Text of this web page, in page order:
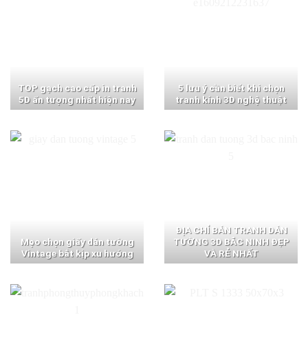
TOP gạch cao cấp in tranh
5D ấn tượng nhất hiện nay
5 lưu ý cần biết khi chọn
tranh kính 3D nghệ thuật
Mẹo chọn giấy dán tường
Vintage bắt kịp xu hướng
ĐỊA CHỈ BÁN TRANH DÁN
TƯỜNG 3D BẮC NINH ĐẸP
VÀ RẺ NHẤT